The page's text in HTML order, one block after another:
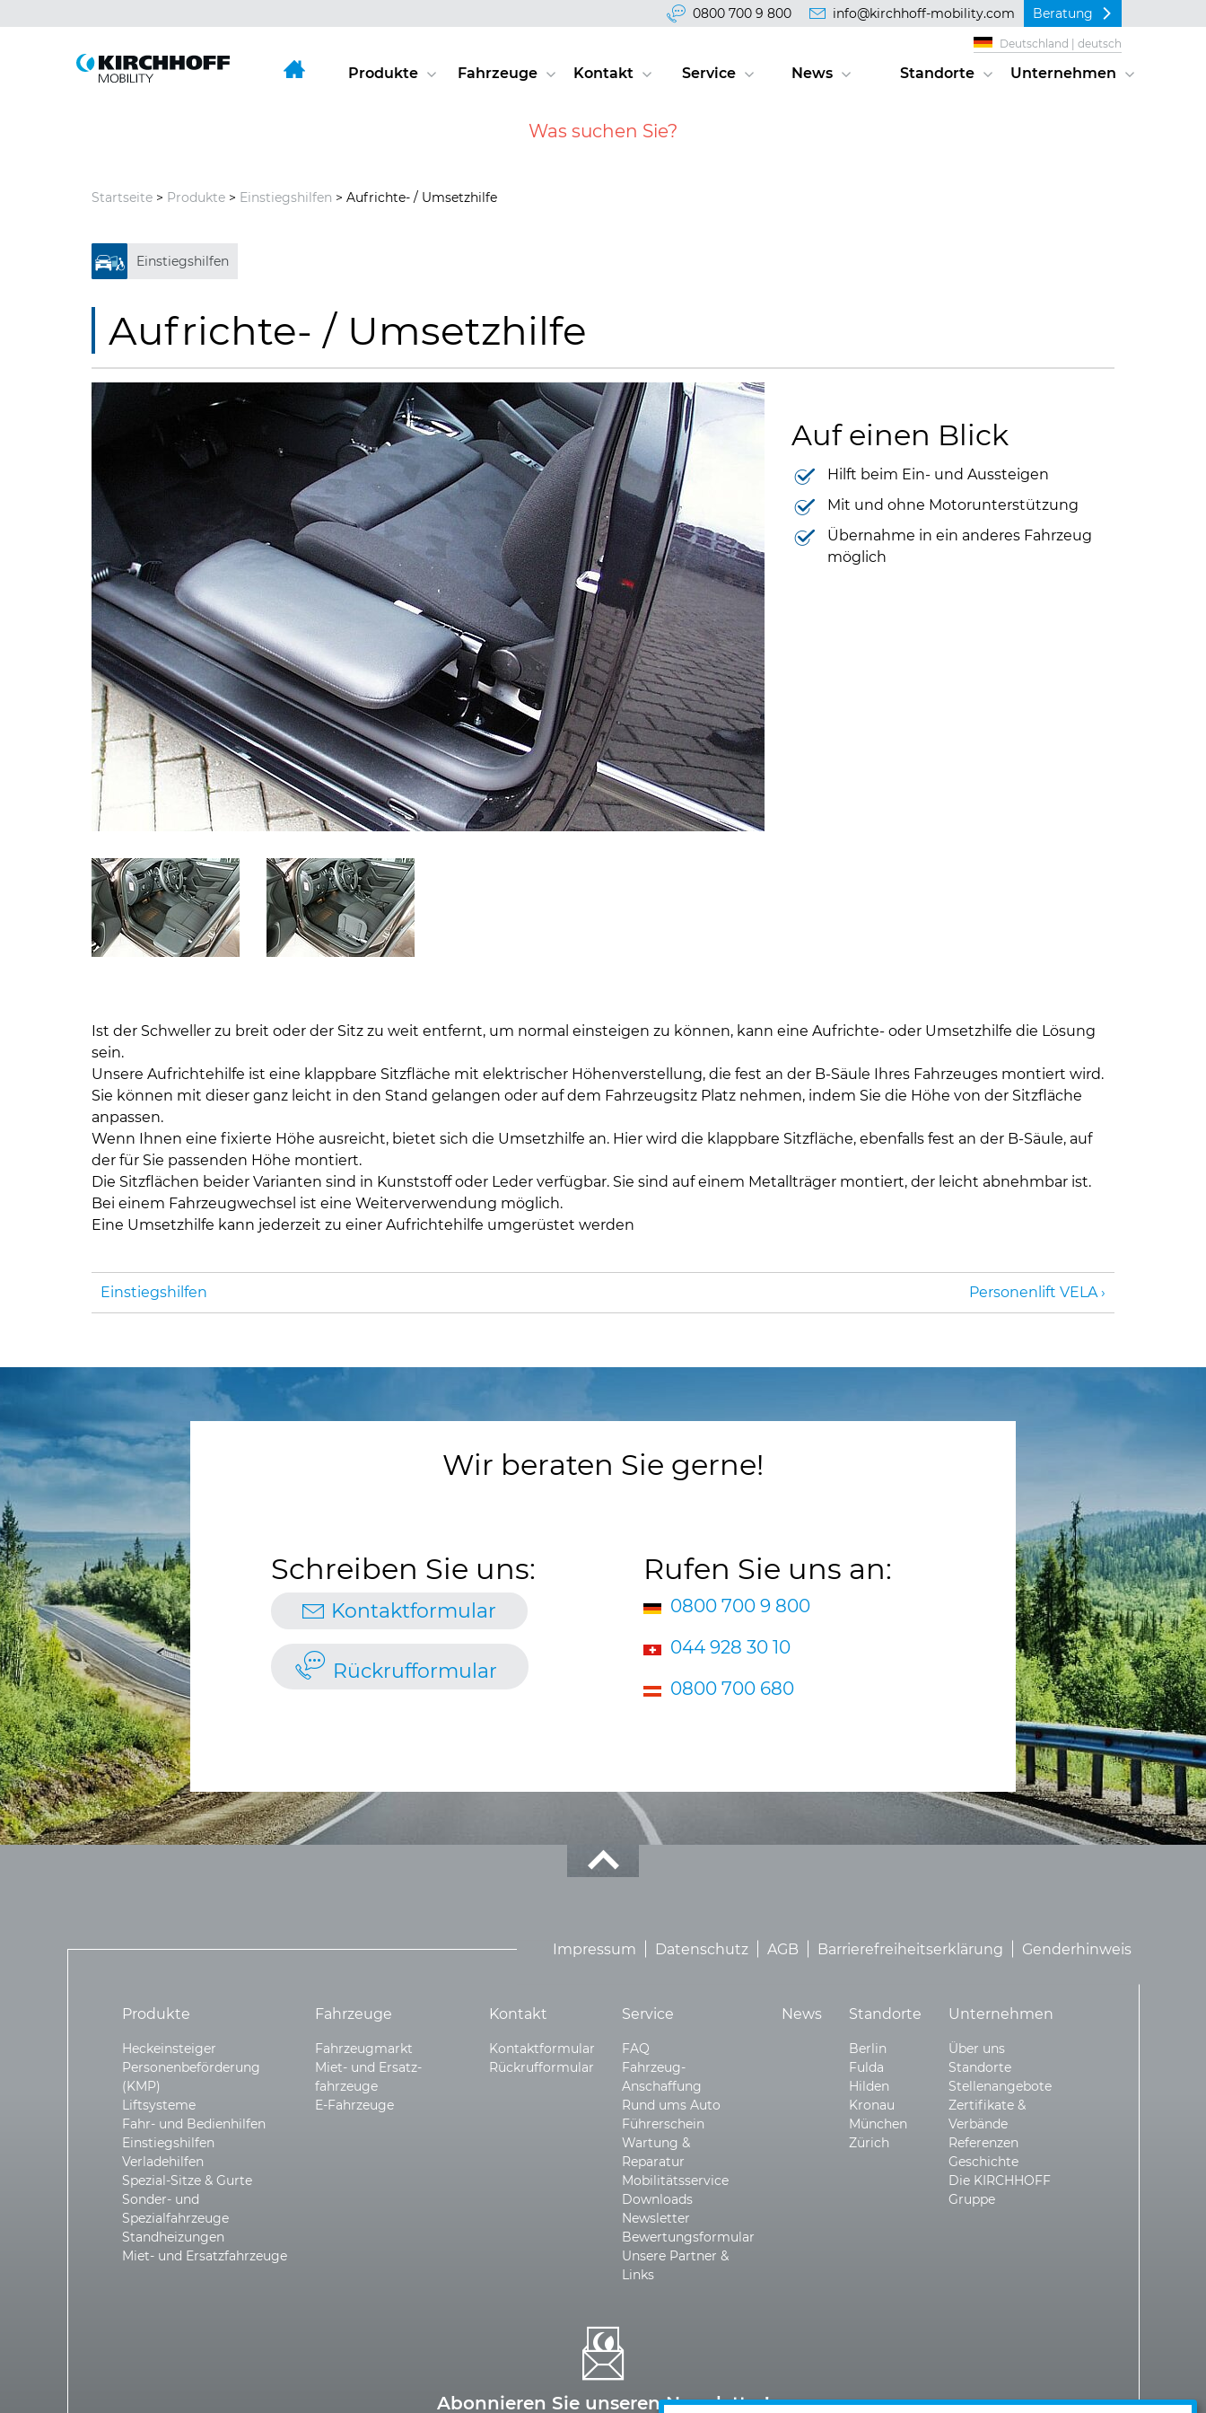
Inhalt
0800 700 9 800 info@kirchhoff-mobility.com Beratung
Produkte Fahrzeuge Kontakt Service News Standorte Unternehmen
Deutschland | deutsch
Startseite > Produkte > Einstiegshilfen > Aufrichte- / Umsetzhilfe
Einstiegshilfen
Aufrichte- / Umsetzhilfe
Auf einen Blick
Hilft beim Ein- und Aussteigen
Mit und ohne Motorunterstützung
Übernahme in ein anderes Fahrzeug
möglich
Ist der Schweller zu breit oder der Sitz zu weit entfernt, um normal einsteigen zu können, kann eine Aufrichte- oder Umsetzhilfe die Lösung
sein.
Unsere Aufrichtehilfe ist eine klappbare Sitzfläche mit elektrischer Höhenverstellung, die fest an der B-Säule Ihres Fahrzeuges montiert wird.
Sie können mit dieser ganz leicht in den Stand gelangen oder auf dem Fahrzeugsitz Platz nehmen, indem Sie die Höhe von der Sitzfläche
anpassen.
Wenn Ihnen eine fixierte Höhe ausreicht, bietet sich die Umsetzhilfe an. Hier wird die klappbare Sitzfläche, ebenfalls fest an der B-Säule, auf
der für Sie passenden Höhe montiert.
Die Sitzflächen beider Varianten sind in Kunststoff oder Leder verfügbar. Sie sind auf einem Metallträger montiert, der leicht abnehmbar ist.
Bei einem Fahrzeugwechsel ist eine Weiterverwendung möglich.
Eine Umsetzhilfe kann jederzeit zu einer Aufrichtehilfe umgerüstet werden
Einstiegshilfen Personenlift VELA
Wir beraten Sie gerne!
Schreiben Sie uns:
Kontaktformular
Rückrufformular
Rufen Sie uns an:
0800 700 9 800
044 928 30 10
0800 700 680
Impressum Datenschutz AGB Barrierefreiheitserklärung Genderhinweis
Produkte
Heckeinsteiger
Personen­beförderung
(KMP)
Liftsysteme
Fahr- und Bedienhilfen
Einstiegshilfen
Verladehilfen
Spezial-Sitze & Gurte
Sonder- und
Spezialfahrzeuge
Standheizungen
Miet- und Ersatzfahrzeuge
Fahrzeuge
Fahrzeugmarkt
Miet- und Ersatz­
fahrzeuge
E-Fahrzeuge
Kontakt
Kontaktformular
Rückrufformular
Service
FAQ
Fahrzeug-
Anschaffung
Rund ums Auto
Führerschein
Wartung &
Reparatur
Mobilitätsservice
Downloads
Newsletter
Bewertungsformular
Unsere Partner &
Links
News Standorte
Berlin
Fulda
Hilden
Kronau
München
Zürich
Unternehmen
Über uns
Standorte
Stellenangebote
Zertifikate &
Verbände
Referenzen
Geschichte
Die KIRCHHOFF
Gruppe
Abonnieren Sie unseren Newsletter!